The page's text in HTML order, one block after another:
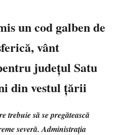
un cod galben de
vânt
județul Satu
din vestul țării
să se pregătească
severă. Administrația